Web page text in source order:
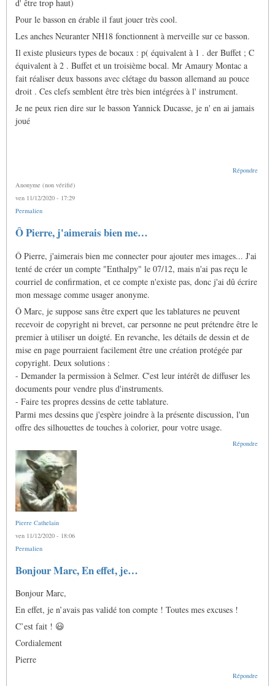
d' être trop haut)
Pour le basson en érable il faut jouer très cool.
Les anches Neuranter NH18 fonctionnent à merveille sur ce basson.
Il existe plusieurs types de bocaux : p( équivalent à 1 . der Buffet ; C
équivalent à 2 . Buffet et un troisième bocal. Mr Amaury Montac a
fait réaliser deux bassons avec clétage du basson allemand au pouce
droit . Ces clefs semblent être très bien intégrées à l' instrument.
Je ne peux rien dire sur le basson Yannick Ducasse, je n' en ai jamais
joué
Répondre
Anonyme (non vérifié)
ven 11/12/2020 - 17:29
Permalien
Ô Pierre, j'aimerais bien me…
Ô Pierre, j'aimerais bien me connecter pour ajouter mes images... J'ai
tenté de créer un compte "Enthalpy" le 07/12, mais n'ai pas reçu le
courriel de confirmation, et ce compte n'existe pas, donc j'ai dû écrire
mon message comme usager anonyme.
Ô Marc, je suppose sans être expert que les tablatures ne peuvent
recevoir de copyright ni brevet, car personne ne peut prétendre être le
premier à utiliser un doigté. En revanche, les détails de dessin et de
mise en page pourraient facilement être une création protégée par
copyright. Deux solutions :
- Demander la permission à Selmer. C'est leur intérêt de diffuser les
documents pour vendre plus d'instruments.
- Faire tes propres dessins de cette tablature.
Parmi mes dessins que j'espère joindre à la présente discussion, l'un
offre des silhouettes de touches à colorier, pour votre usage.
Répondre
Pierre Cathelain
ven 11/12/2020 - 18:06
Permalien
En
réponse
Ô
j'aimerais
me…
par
Anonyme
(non
Bonjour Marc, En effet, je…
Bonjour Marc,
En effet, je n’avais pas validé ton compte ! Toutes mes excuses !
C’est fait ! 😃
Cordialement
Pierre
Répondre